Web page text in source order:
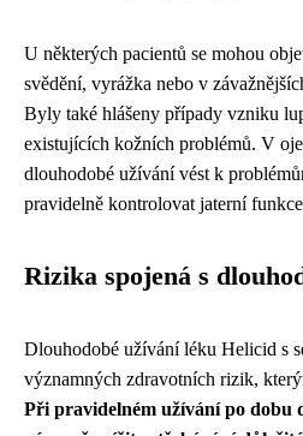
U některých pacientů se mohou
svědění, vyrážka nebo v
Byly také hlášeny případy vzniku
existujících kožních problémů. V
dlouhodobé užívání vést k
pravidelně kontrolovat jaterní
Rizika spojená s
Dlouhodobé užívání léku Helicid s
významných zdravotních rizik,
Při pravidelném užívání po dobu